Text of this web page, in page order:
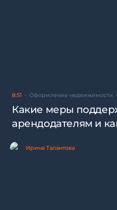
8:51 Оформление недвижимости
Какие меры
арендодателям и
Ирина Талантова